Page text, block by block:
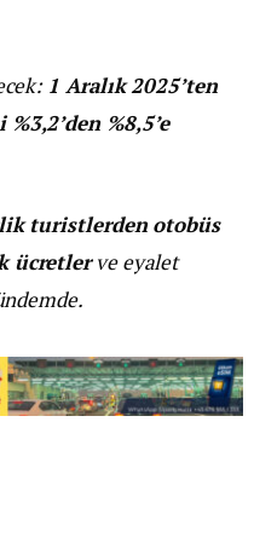
1 Aralık 2025’ten
%8,5’e
turistlerden otobüs
ücretlerve eyalet